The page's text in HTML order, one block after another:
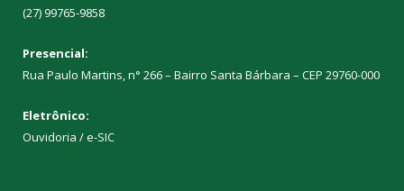
(27) 99765-9858
Presencial:
Rua Paulo Martins, n° 266 – Bairro Santa Bárbara – CEP 29760-000
Eletrônico:
Ouvidoria /e-SIC